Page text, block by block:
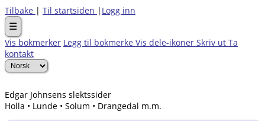
Tilbake | Til startsiden | Logg inn
☰
Vis bokmerker Legg til bokmerke Vis dele-ikoner Skriv ut Ta
kontakt
Edgar Johnsens slektssider
Holla • Lunde • Solum • Drangedal m.m.